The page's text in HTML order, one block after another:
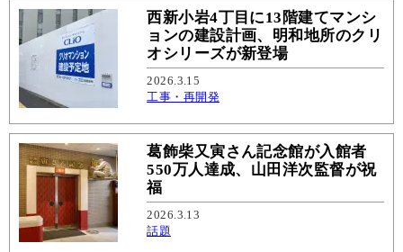
西新小岩4丁目に13階建てマンシ
ョンの建設計画、明和地所のクリ
オシリーズが新登場
2026.3.15
工事・再開発
葛飾柴又寅さん記念館が入館者
550万人達成、山田洋次監督が祝
福
2026.3.13
話題